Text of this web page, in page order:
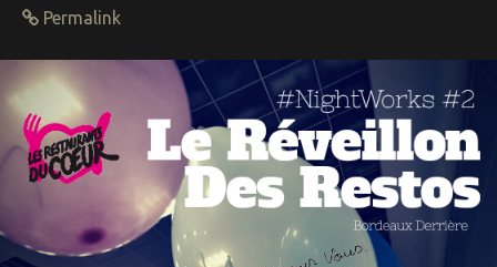
Permalink